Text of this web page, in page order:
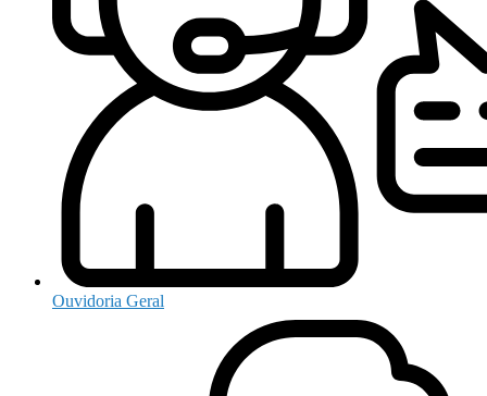
Ouvidoria Geral